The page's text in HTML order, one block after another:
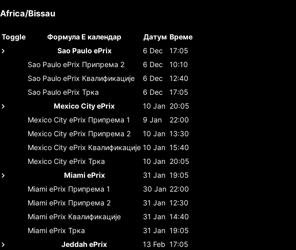
Africa/Bissau
Toggle Формула E календар Датум Време
Sao Paulo ePrix
6 Dec
17:05
Sao Paulo ePrix Припрема 2 6 Dec
10:10
Sao Paulo ePrix Квалификације 6 Dec
12:40
Sao Paulo ePrix Трка 6 Dec
17:05
Mexico City ePrix
10 Jan 20:05
Mexico City ePrix Припрема 1 9 Jan
22:00
Mexico City ePrix Припрема 2 10 Jan 13:30
Mexico City ePrix Квалификације 10 Jan 15:40
Mexico City ePrix Трка 10 Jan 20:05
Miami ePrix
31 Jan 19:05
Miami ePrix Припрема 1 30 Jan 22:00
Miami ePrix Припрема 2 31 Jan 12:30
Miami ePrix Квалификације 31 Jan 14:40
Miami ePrix Трка 31 Jan 19:05
Jeddah ePrix
13 Feb 17:05